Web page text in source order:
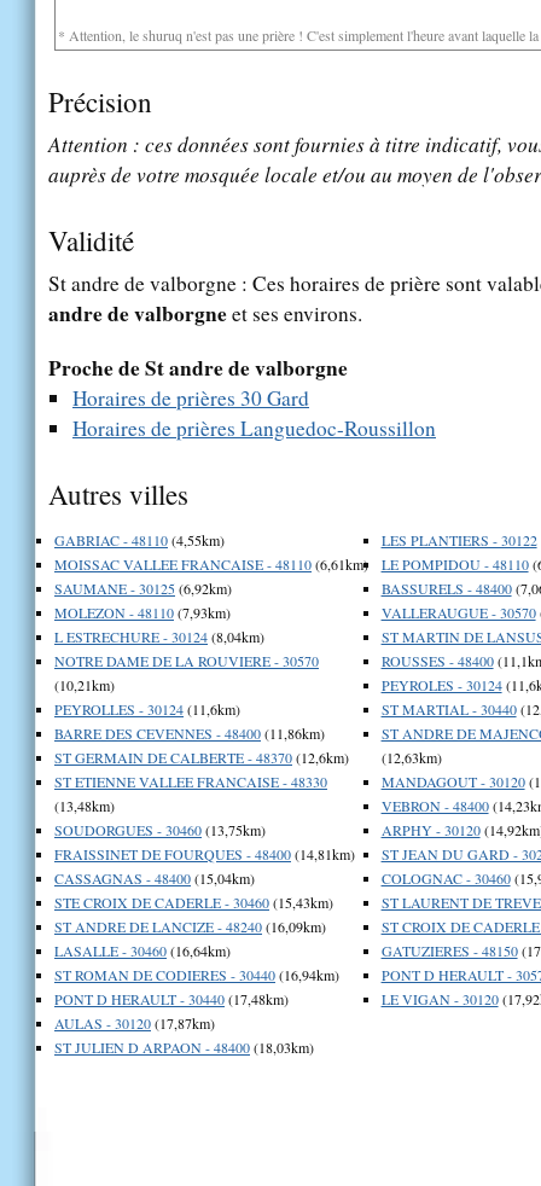
* Attention, le shuruq n'est pas une prière ! C'est simplement l'heure avant laquelle
Précision
Attention : ces données sont fournies à titre indicatif,
auprès de votre mosquée locale et/ou au moyen de
Validité
St andre de valborgne : Ces horaires de prière sont
andre de valborgneet ses environs.
Proche de St andre de valborgne
Horaires de prières 30 Gard
Horaires de prières Languedoc-Roussillon
Autres villes
GABRIAC - 48110(4,55km)
MOISSAC VALLEE FRANCAISE - 48110(6,61km)
SAUMANE - 30125(6,92km)
MOLEZON - 48110(7,93km)
L ESTRECHURE - 30124(8,04km)
NOTRE DAME DE LA ROUVIERE - 30570
(10,21km)
PEYROLLES - 30124(11,6km)
BARRE DES CEVENNES - 48400(11,86km)
ST GERMAIN DE CALBERTE - 48370(12,6km)
ST ETIENNE VALLEE FRANCAISE - 48330
(13,48km)
SOUDORGUES - 30460(13,75km)
FRAISSINET DE FOURQUES - 48400(14,81km)
CASSAGNAS - 48400(15,04km)
STE CROIX DE CADERLE - 30460(15,43km)
ST ANDRE DE LANCIZE - 48240(16,09km)
LASALLE - 30460(16,64km)
ST ROMAN DE CODIERES - 30440(16,94km)
PONT D HERAULT - 30440(17,48km)
AULAS - 30120(17,87km)
ST JULIEN D ARPAON - 48400(18,03km)
LES PLANTIERS - 30122
LE POMPIDOU - 48110
BASSURELS - 48400
VALLERAUGUE - 30570
ST MARTIN DE
ROUSSES - 48400
PEYROLES - 30124
ST MARTIAL - 30440
ST ANDRE DE
(12,63km)
MANDAGOUT - 30120
VEBRON - 48400
ARPHY - 30120
ST JEAN DU GARD -
COLOGNAC - 30460
ST LAURENT DE
ST CROIX DE
GATUZIERES - 48150
PONT D HERAULT -
LE VIGAN - 30120